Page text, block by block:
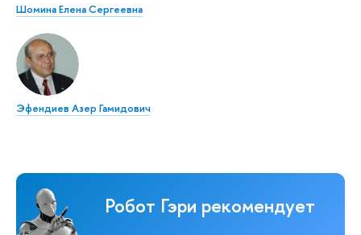
Шомина Елена Сергеевна
Эфендиев Азер Гамидович
Робот Гэри рекомендует